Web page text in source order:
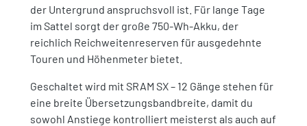
der Untergrund anspruchsvoll ist. Für lange Tage
im Sattel sorgt der große 750-Wh-Akku, der
reichlich Reichweitenreserven für ausgedehnte
Touren und Höhenmeter bietet.
Geschaltet wird mit SRAM SX – 12 Gänge stehen für
eine breite Übersetzungsbandbreite, damit du
sowohl Anstiege kontrolliert meisterst als auch auf